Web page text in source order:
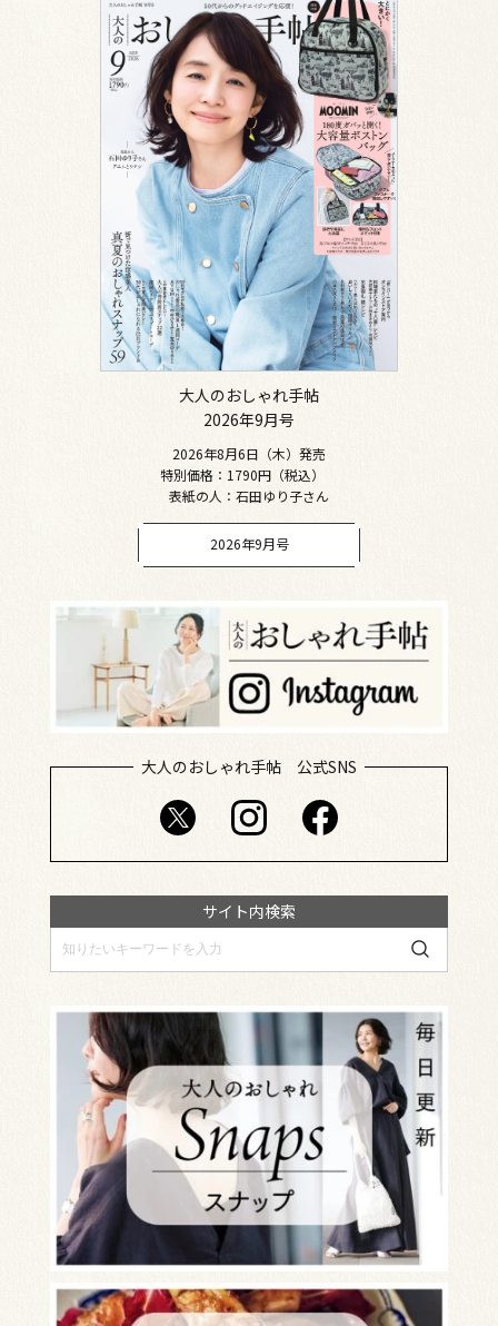
大人のおしゃれ手帖
2026年9月号
2026年8月6日（木）発売
特別価格：1790円（税込）
表紙の人：石田ゆり子さん
2026年9月号
大人のおしゃれ手帖 公式SNS
サイト内検索